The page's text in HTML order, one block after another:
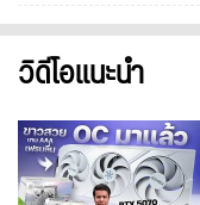
วิดีโอแนะนำ